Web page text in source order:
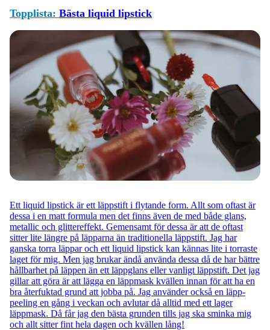
Topplista: Bästa liquid lipstick
Ett liquid lipstick är ett läppstift i flytande form. Allt som oftast är
dessa i en matt formula men det finns även de med både glans,
metallic och glittereffekt. Gemensamt för dessa är att de oftast
sitter lite längre på läpparna än traditionella läppstift. Jag har
ganska torra läppar och ett liquid lipstick kan kännas lite i torraste
laget för mig. Men jag brukar ändå använda dessa då de har bättre
hållbarhet på läppen än ett läppglans eller vanligt läppstift. Det jag
gillar att göra är att lägga en läppmask kvällen innan för att ha en
bra återfuktad grund att jobba på. Jag använder också en läpp-
peeling en gång i veckan och avlutar då alltid med ett lager
läppmask. Då får jag den bästa grunden tills jag ska sminka mig
och allt sitter fint hela dagen och kvällen lång!